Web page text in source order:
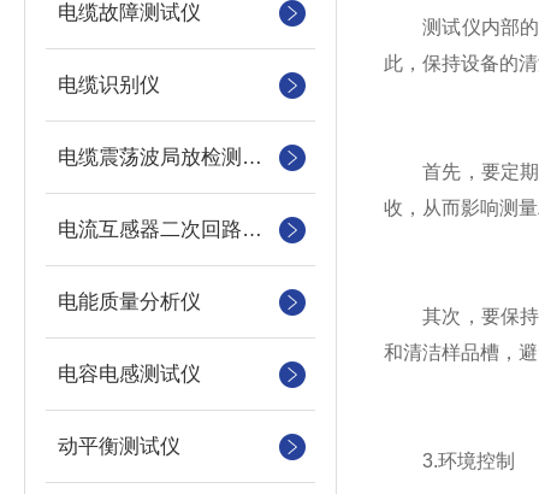
电缆故障测试仪
电缆识别仪
电缆震荡波局放检测装置
电流互感器二次回路测试仪
电能质量分析仪
电容电感测试仪
动平衡测试仪
测试仪内部的
此，保持设备的
首先，要定期
收，从而影响测
其次，要保持
和清洁样品槽，
3.环境控制